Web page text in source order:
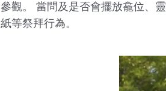
參觀。 當問及是否會擺放龕位、
紙等祭拜行為。